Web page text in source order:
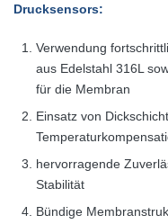
Drucksensors:
Verwendung
aus Edelstahl 316L
für die Membran
Einsatz von
hervorragende
Stabilität
Bündige